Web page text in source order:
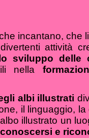
incantano, che
attività
sviluppo delle
nella
albi illustrati
il linguaggio,
illustrato un
e